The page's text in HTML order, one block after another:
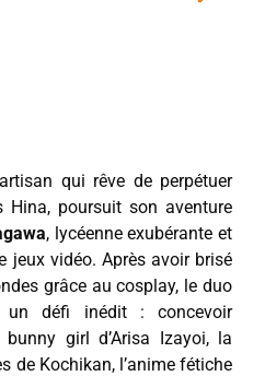
qui rêve de perpétuer
Hina, poursuit son aventure
, lycéenne exubérante et
jeux vidéo. Après avoir brisé
grâce au cosplay, le duo
un défi inédit : concevoir
bunny girl d’Arisa Izayoi, la
de Kochikan, l’anime fétiche